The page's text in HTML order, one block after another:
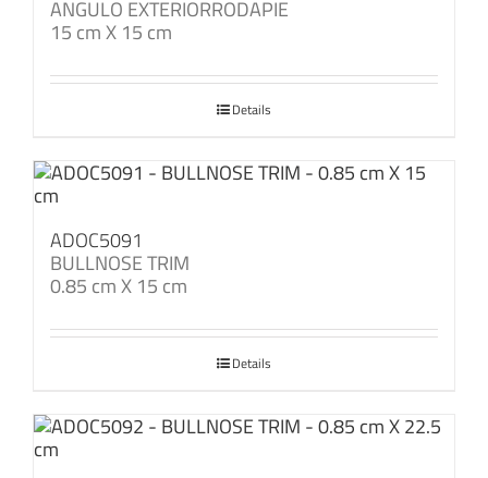
ANGULO EXTERIORRODAPIE
15 cm X 15 cm
Details
ADOC5091
BULLNOSE TRIM
0.85 cm X 15 cm
Details